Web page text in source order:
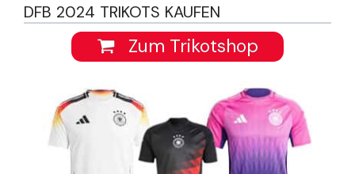
DFB 2024 TRIKOTS KAUFEN
Zum Trikotshop